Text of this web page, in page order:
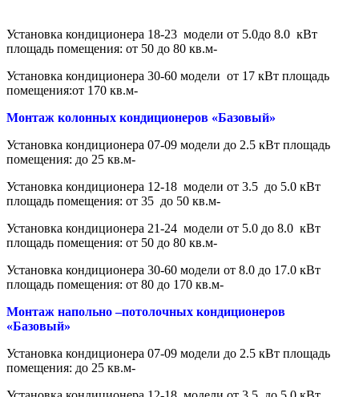
Установка кондиционера 18-23 модели от 5.0до 8.0 кВт
площадь помещения: от 50 до 80 кв.м-
Установка кондиционера 30-60 модели от 17 кВт площадь
помещения:от 170 кв.м-
Монтаж колонных кондиционеров «Базовый»
Установка кондиционера 07-09 модели до 2.5 кВт площадь
помещения: до 25 кв.м-
Установка кондиционера 12-18 модели от 3.5 до 5.0 кВт
площадь помещения: от 35 до 50 кв.м-
Установка кондиционера 21-24 модели от 5.0 до 8.0 кВт
площадь помещения: от 50 до 80 кв.м-
Установка кондиционера 30-60 модели от 8.0 до 17.0 кВт
площадь помещения: от 80 до 170 кв.м-
Монтаж напольно –потолочных кондиционеров
«Базовый»
Установка кондиционера 07-09 модели до 2.5 кВт площадь
помещения: до 25 кв.м-